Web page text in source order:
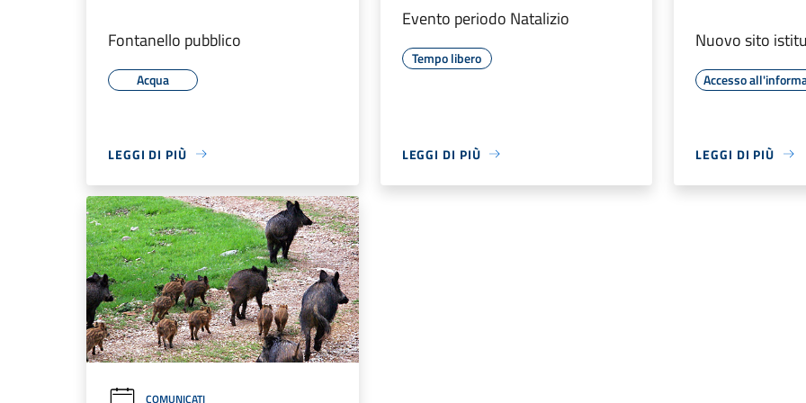
Fontanello pubblico
Acqua
LEGGI DI PIÙ
Evento periodo Natalizio
Tempo libero
LEGGI DI PIÙ
Nuovo sito
Accesso
LEGGI DI PIÙ
COMUNICATI